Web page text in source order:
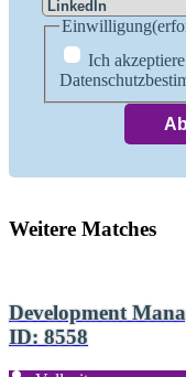
Einwilligung
Ich
Weitere Matches
Development
ID: 8558